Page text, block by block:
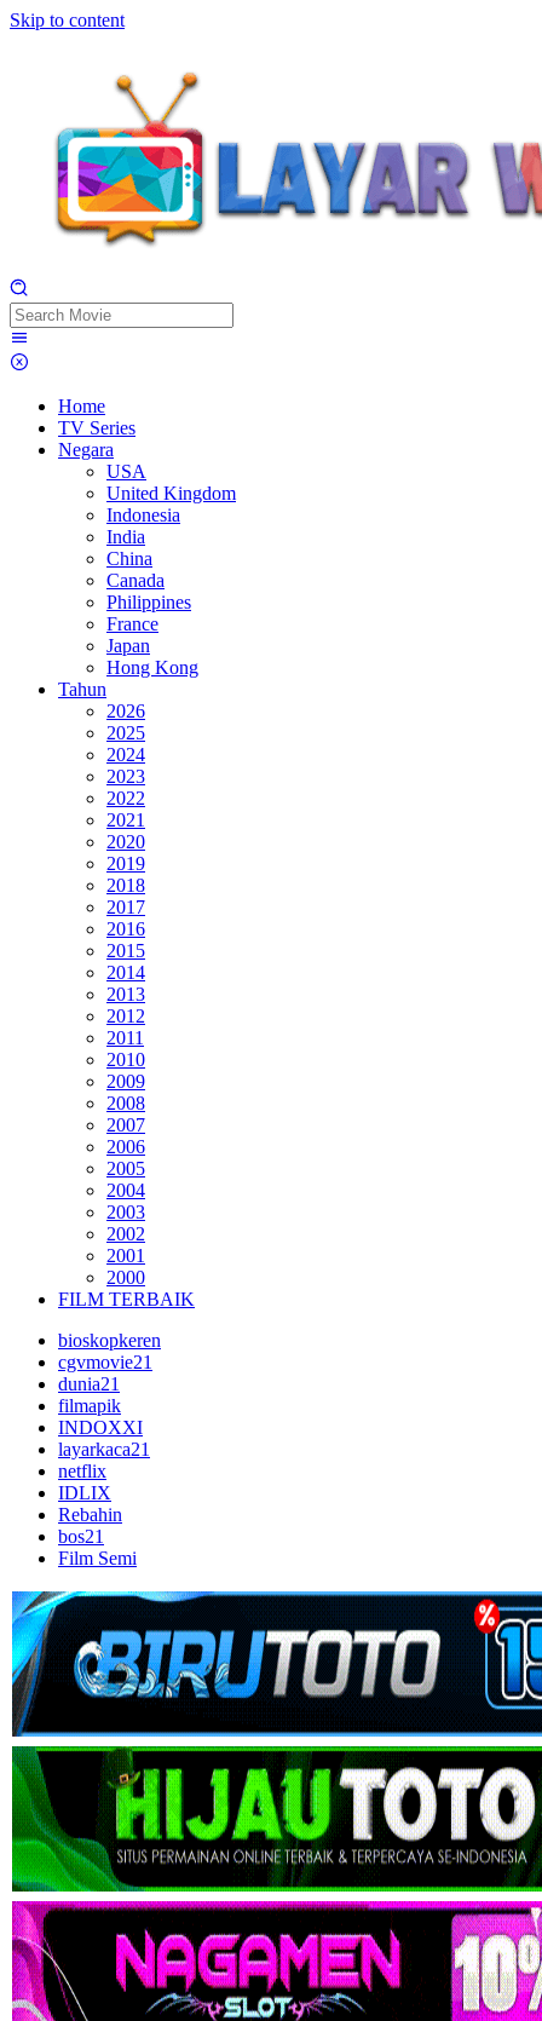
Skip to content
Home
TV Series
Negara
USA
United Kingdom
Indonesia
India
China
Canada
Philippines
France
Japan
Hong Kong
Tahun
2026
2025
2024
2023
2022
2021
2020
2019
2018
2017
2016
2015
2014
2013
2012
2011
2010
2009
2008
2007
2006
2005
2004
2003
2002
2001
2000
FILM TERBAIK
bioskopkeren
cgvmovie21
dunia21
filmapik
INDOXXI
layarkaca21
netflix
IDLIX
Rebahin
bos21
Film Semi